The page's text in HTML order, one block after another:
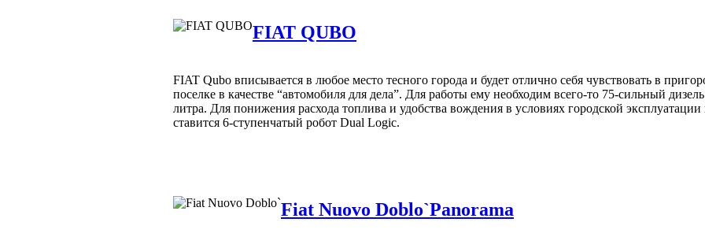
FIAT QUBO
FIAT Qubo вписывается в любое место тесного города и будет отлично себя чувствовать в
поселке в качестве “автомобиля для дела”. Для работы ему необходим всего-то 75-сильный
литра. Для понижения расхода топлива и удобства вождения в условиях городской эксплуатации
ставится 6-ступенчатый робот Dual Logic.
Fiat Nuovo Doblo`Panorama